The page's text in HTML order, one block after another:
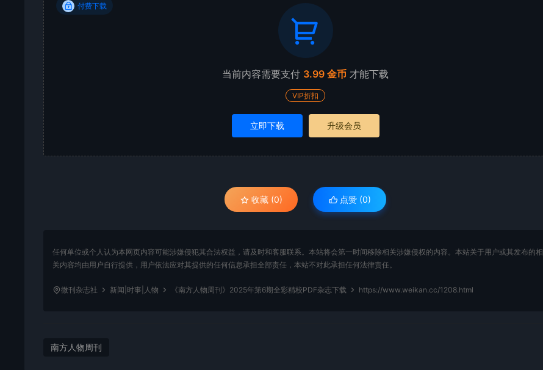
付费下载
当前内容需要支付 3.99 金币 才能下载
VIP折扣
立即下载 升级会员
收藏 (0) 点赞 (0)
任何单位或个人认为本网页内容可能涉嫌侵犯其合法权益，请及时和客服联系。本站将会第一时间移除相关涉嫌侵权的内容。本站关于用户或其发布的相
关内容均由用户自行提供，用户依法应对其提供的任何信息承担全部责任，本站不对此承担任何法律责任。
微刊杂志社 新闻|时事|人物 《南方人物周刊》2025年第6期全彩精校PDF杂志下载 https://www.weikan.cc/1208.html
南方人物周刊